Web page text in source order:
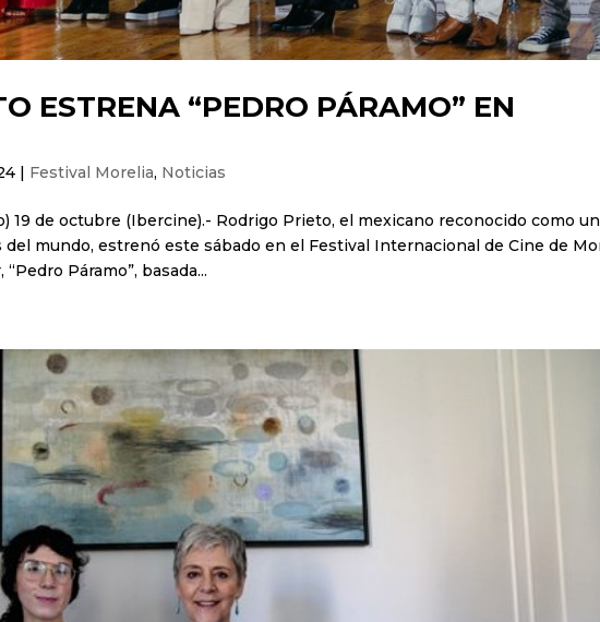
ESTRENA “PEDRO PÁRAMO” EN
| Festival Morelia, Noticias
19 de octubre (Ibercine).- Rodrigo Prieto, el mexicano reconocido como
mundo, estrenó este sábado en el Festival Internacional de Cine de
Páramo”, basada...